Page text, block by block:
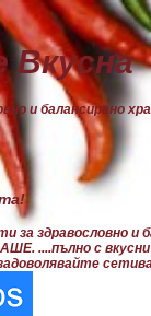
Вкусна
и балансирано
за здравословно и
....пълно с